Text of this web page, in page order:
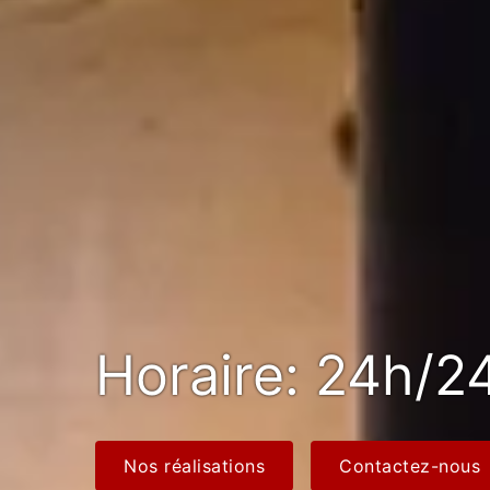
Horaire: 24h/
Nos réalisations Contactez-nous